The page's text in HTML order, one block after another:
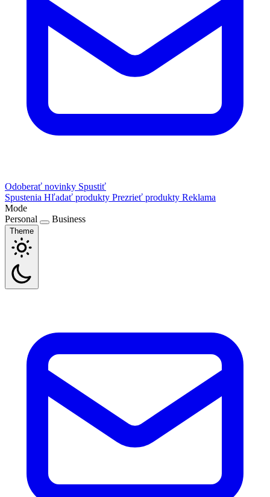
Odoberať novinky Spustiť
Spustenia Hľadať produkty Prezrieť produkty Reklama
Mode
Personal
Business
Theme